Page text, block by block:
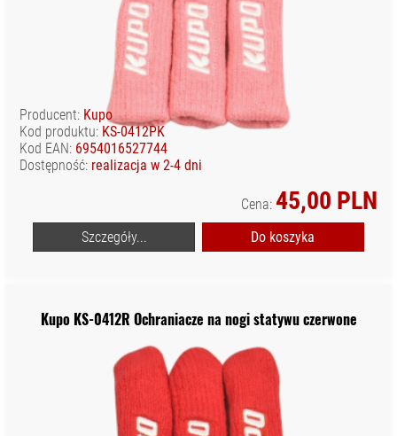
Producent: Kupo
Kod produktu: KS-0412PK
Kod EAN: 6954016527744
Dostępność: realizacja w 2-4 dni
Cena: 45,00 PLN
Szczegóły... Do koszyka
Kupo KS-0412R Ochraniacze na nogi statywu czerwone